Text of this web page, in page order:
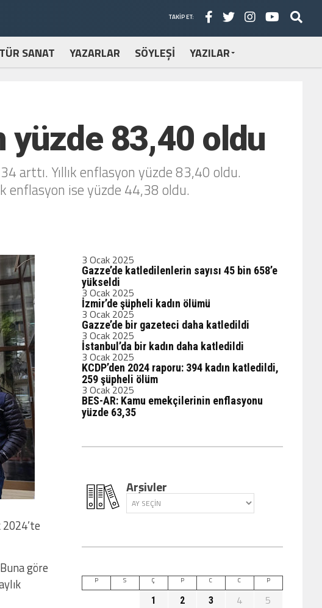
TAKIP ET:
SANAT YAZARLAR SÖYLEŞİ YAZILAR
yüzde 83,40 oldu
arttı. Yıllık enflasyon yüzde 83,40 oldu.
enflasyon ise yüzde 44,38 oldu.
göre
3 Ocak 2025
Gazze’de katledilenlerin sayısı 45 bin 658’e
yükseldi
3 Ocak 2025
İzmir’de şüpheli kadın ölümü
3 Ocak 2025
Gazze’de bir gazeteci daha katledildi
3 Ocak 2025
İstanbul’da bir kadın daha katledildi
3 Ocak 2025
KCDP’den 2024 raporu: 394 kadın katledildi,
259 şüpheli ölüm
3 Ocak 2025
BES-AR: Kamu emekçilerinin enflasyonu
yüzde 63,35
Arşivler
P S Ç P C C P
1 2 3 4
5